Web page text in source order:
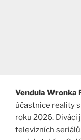
Vendula Wronka
účastnice reality
roku 2026. Diváci
televizních